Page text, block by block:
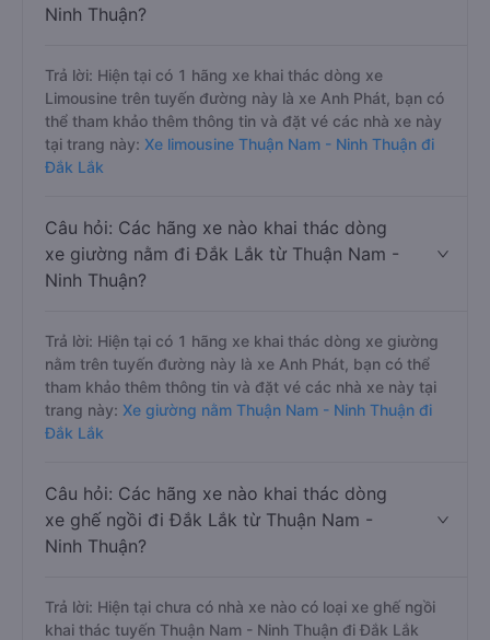
Ninh Thuận?
Trả lời: Hiện tại có 1 hãng xe khai thác dòng xe
Limousine trên tuyến đường này là xe Anh Phát, bạn có
thể tham khảo thêm thông tin và đặt vé các nhà xe này
tại trang này: Xe limousine Thuận Nam - Ninh Thuận đi
Đắk Lắk
Câu hỏi: Các hãng xe nào khai thác dòng
xe giường nằm đi Đắk Lắk từ Thuận Nam -
Ninh Thuận?
Trả lời: Hiện tại có 1 hãng xe khai thác dòng xe giường
nằm trên tuyến đường này là xe Anh Phát, bạn có thể
tham khảo thêm thông tin và đặt vé các nhà xe này tại
trang này: Xe giường nằm Thuận Nam - Ninh Thuận đi
Đắk Lắk
Câu hỏi: Các hãng xe nào khai thác dòng
xe ghế ngồi đi Đắk Lắk từ Thuận Nam -
Ninh Thuận?
Trả lời: Hiện tại chưa có nhà xe nào có loại xe ghế ngồi
khai thác tuyến Thuận Nam - Ninh Thuận đi Đắk Lắk